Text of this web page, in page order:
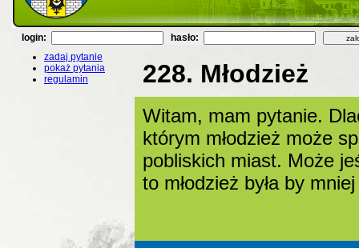
login:
hasło:
zadaj pytanie
pokaż pytania
regulamin
228. Młodzież
Witam, mam pytanie.
którym młodzież może
pobliskich miast. Może
to młodzież była by